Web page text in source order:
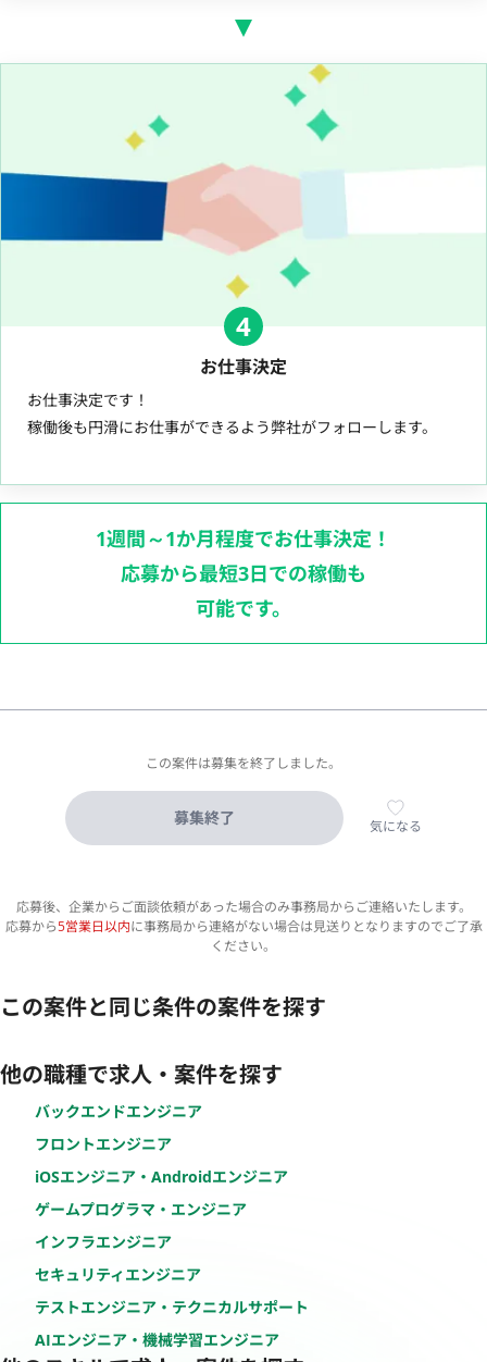
4
お仕事決定
お仕事決定です！
稼働後も円滑にお仕事ができるよう弊社がフォローします。
1週間～1か月程度でお仕事決定！
応募から最短3日での稼働も
可能です。
この案件は募集を終了しました。
募集終了 気になる
応募後、企業からご面談依頼があった場合のみ事務局からご連絡いたします。
応募から5営業日以内に事務局から連絡がない場合は見送りとなりますのでご了承
ください。
この案件と同じ条件の案件を探す
他の職種で求人・案件を探す
バックエンドエンジニア
フロントエンジニア
iOSエンジニア・Androidエンジニア
ゲームプログラマ・エンジニア
インフラエンジニア
セキュリティエンジニア
テストエンジニア・テクニカルサポート
AIエンジニア・機械学習エンジニア